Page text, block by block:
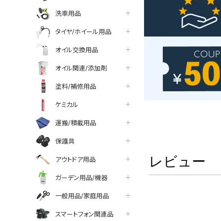
洗車用品
タイヤ/ホイール用品
オイル交換用品
オイル関連/添加剤
塗料/補修用品
ケミカル
運搬/積載用品
保護具
アウトドア用品
ガーデン用品/機器
一般用品/家庭用品
スマートフォン関連品
レビュー